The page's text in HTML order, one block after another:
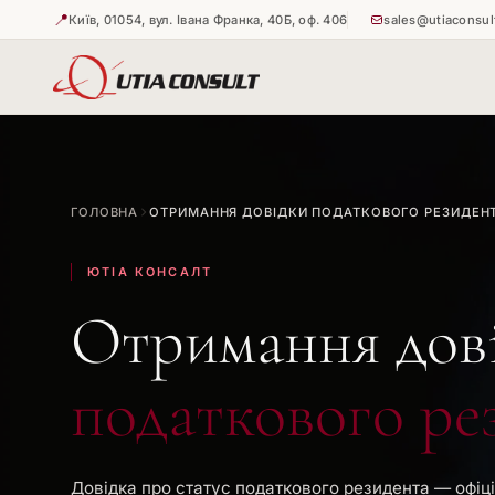
📍Київ, 01054, вул. Івана Франка, 40Б, оф. 406
ГОЛОВНА ОТРИМАННЯ ДОВІДКИ ПОДАТКОВОГО
ЮТІА КОНСАЛТ
Отримання
податкового
Довідка про статус податкового резидента —